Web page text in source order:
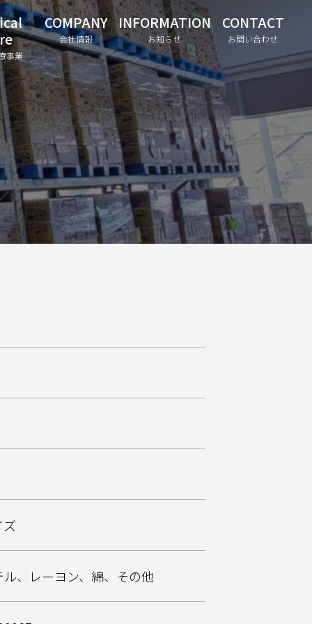
事業
COMPANY
会社情報
INFORMATION
お知らせ
CONTACT
お問い合わせ
ズ
、レーヨン、綿、その他